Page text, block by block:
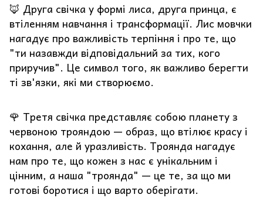
🦊 Друга свічка у формі лиса, друга принца, є
втіленням навчання і трансформації. Лис мовчки
нагадує про важливість терпіння і про те, що
"ти назавжди відповідальний за тих, кого
приручив". Це символ того, як важливо берегти
ті зв'язки, які ми створюємо.
🌹 Третя свічка представляє собою планету з
червоною трояндою — образ, що втілює красу і
кохання, але й уразливість. Троянда нагадує
нам про те, що кожен з нас є унікальним і
цінним, а наша "троянда" — це те, за що ми
готові боротися і що варто оберігати.